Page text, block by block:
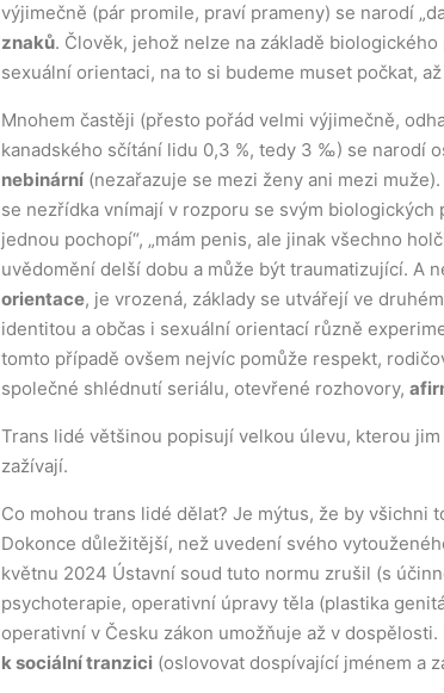
výjimečně (pár promile, praví prameny) se narodí
znaků. Člověk, jehož nelze na základě
sexuální orientaci, na to si budeme muset počkat,
Mnohem častěji (přesto pořád velmi výjimečně,
kanadského sčítání lidu 0,3 %, tedy 3 ‰) se narodí
nebinární (nezařazuje se mezi ženy ani mezi
se nezřídka vnímají v rozporu se svým
jednou pochopí“, „mám penis, ale jinak všechno
uvědomění delší dobu a může být traumatizující. A
orientace, je vrozená, základy se utvářejí ve
identitou a občas i sexuální orientací různě
tomto případě ovšem nejvíc pomůže respekt,
společné shlédnutí seriálu, otevřené rozhovory,
Trans lidé většinou popisují velkou úlevu, kterou
zažívají.
Co mohou trans lidé dělat? Je mýtus, že by
Dokonce důležitější, než uvedení svého
květnu 2024 Ústavní soud tuto normu zrušil (s
psychoterapie, operativní úpravy těla (plastika
operativní v Česku zákon umožňuje až v
k sociální tranzici (oslovovat dospívající jménem a